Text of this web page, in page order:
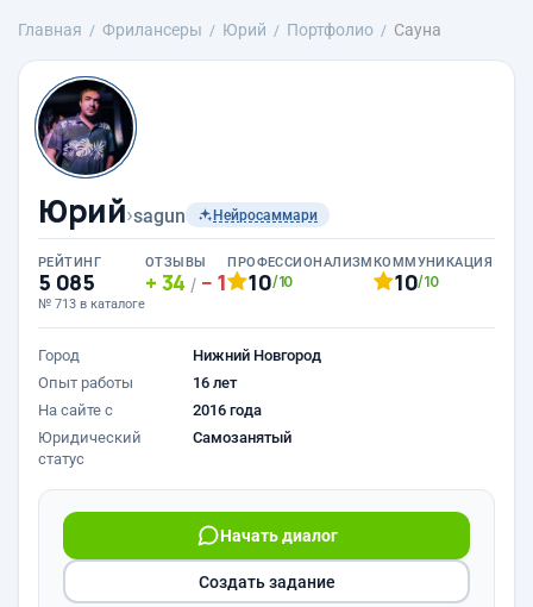
Главная Фрилансеры Юрий Портфолио Сауна
Юрий›sagun Нейросаммари
РЕЙТИНГ
5 085
№ 713 в каталоге
ОТЗЫВЫ
34 / 1
ПРОФЕССИОНАЛИЗМ
10/10
КОММУНИКАЦИЯ
10/10
Город
Нижний Новгород
Опыт работы
16 лет
На сайте с
2016 года
Юридический
статус
Самозанятый
Начать диалог
Создать задание